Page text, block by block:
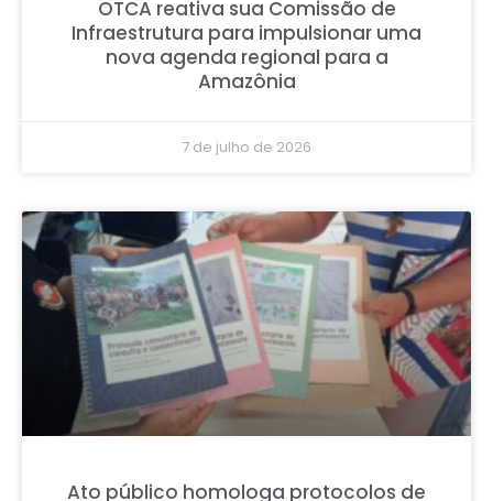
OTCA reativa sua Comissão de
Infraestrutura para impulsionar uma
nova agenda regional para a
Amazônia
7 de julho de 2026
Ato público homologa protocolos de